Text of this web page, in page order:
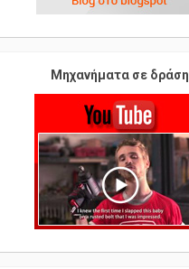
Μηχανήματα σε δράση